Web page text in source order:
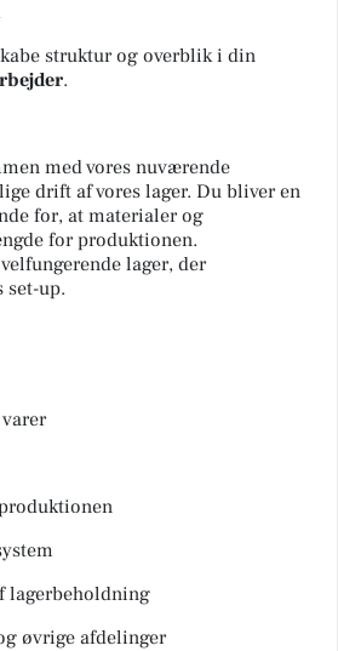
struktur og overblik i din
.
med vores nuværende
drift af vores lager. Du bliver en
for, at materialer og
for produktionen.
lager, der
set-up.
lagerbeholdning
øvrige afdelinger